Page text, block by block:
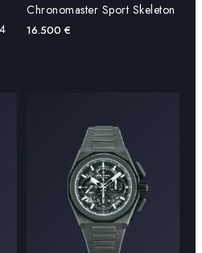
Chronomaster Sport Skeleton
16.500 €